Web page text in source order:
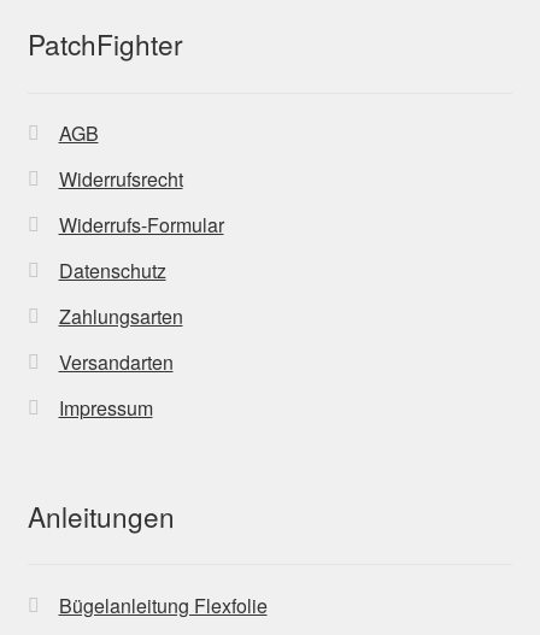
PatchFighter
AGB
Widerrufsrecht
Widerrufs-Formular
Datenschutz
Zahlungsarten
Versandarten
Impressum
Anleitungen
Bügelanleitung Flexfolie